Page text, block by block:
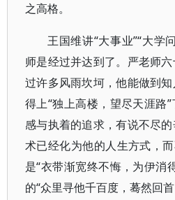
之高格。
王国维讲“大事业”“大学
师是经过并达到了。严老师
过许多风雨坎坷，他能做到
得上“独上高楼，望尽天涯路
感与执着的追求，有说不尽
术已经化为他的人生方式，
是“衣带渐宽终不悔，为伊消
的“众里寻他千百度，蓦然回